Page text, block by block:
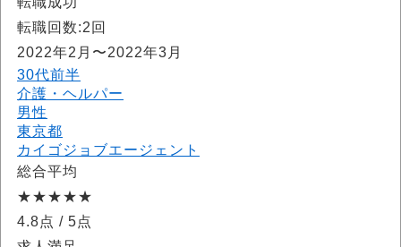
転職回数:2回
2022年2月〜2022年3月
30代前半
介護・ヘルパー
男性
東京都
カイゴジョブエージェント
総合平均
★★★★★
4.8点 / 5点